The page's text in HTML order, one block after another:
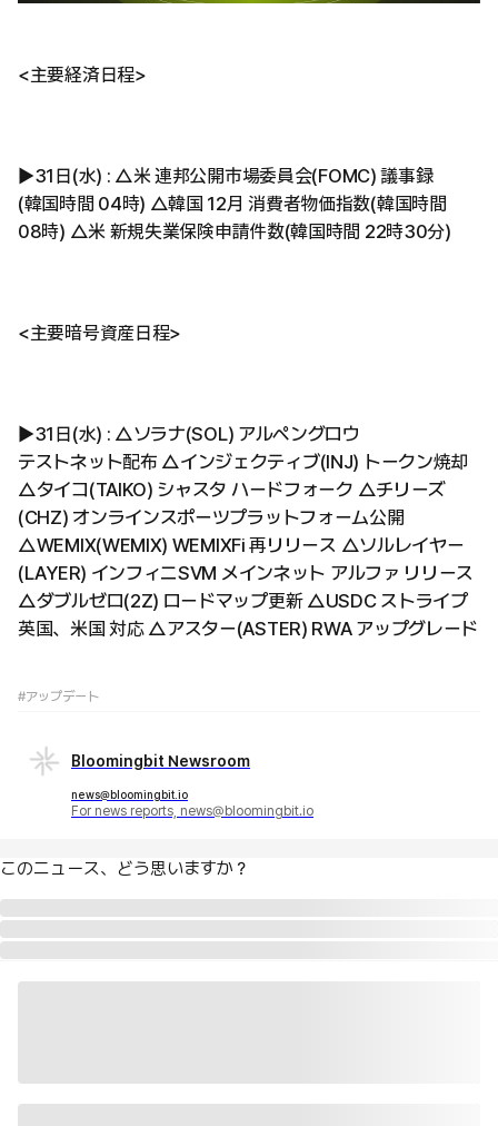
<主要経済日程>
▶31日(水) : △米 連邦公開市場委員会(FOMC) 議事録
(韓国時間 04時) △韓国 12月 消費者物価指数(韓国時間
08時) △米 新規失業保険申請件数(韓国時間 22時30分)
<主要暗号資産日程>
▶31日(水) : △ソラナ(SOL) アルペングロウ
テストネット配布 △インジェクティブ(INJ) トークン焼却
△タイコ(TAIKO) シャスタ ハードフォーク △チリーズ
(CHZ) オンラインスポーツプラットフォーム公開
△WEMIX(WEMIX) WEMIXFi 再リリース △ソルレイヤー
(LAYER) インフィニSVM メインネット アルファ リリース
△ダブルゼロ(2Z) ロードマップ更新 △USDC ストライプ
英国、米国 対応 △アスター(ASTER) RWA アップグレード
#アップデート
Bloomingbit Newsroom
news@bloomingbit.io
For news reports, news@bloomingbit.io
このニュース、どう思いますか？